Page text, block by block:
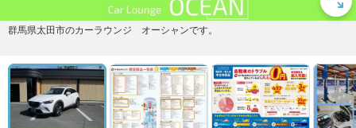
群馬県太田市のカーラウンジ オーシャンです。